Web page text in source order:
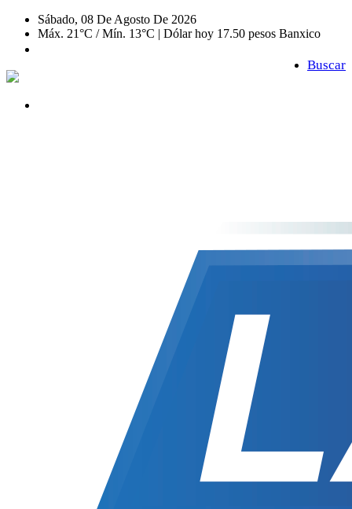
Sábado, 08 De Agosto De 2026
Máx. 21°C / Mín. 13°C | Dólar hoy 17.50 pesos Banxico
Buscar